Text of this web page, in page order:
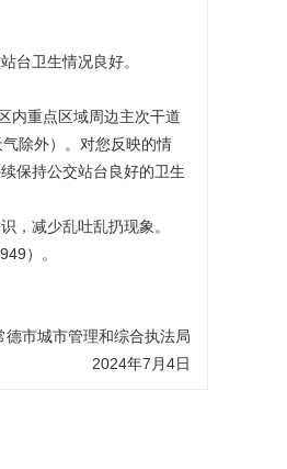
台卫生情况良好。
内重点区域周边主次干道
除外）。对您反映的情
保持公交站台良好的卫生
，减少乱吐乱扔现象。
）。
德市城市管理和综合执法局
2024年7月4日